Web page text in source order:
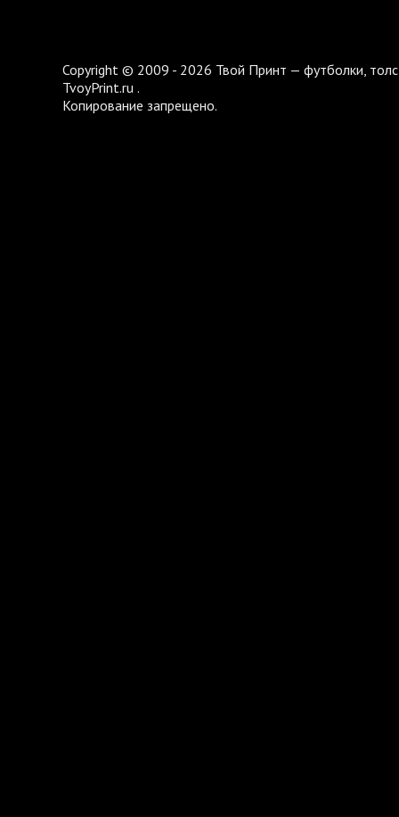
Copyright © 2009 - 2026 Твой Принт — футболки,
TvoyPrint.ru .
Копирование запрещено.